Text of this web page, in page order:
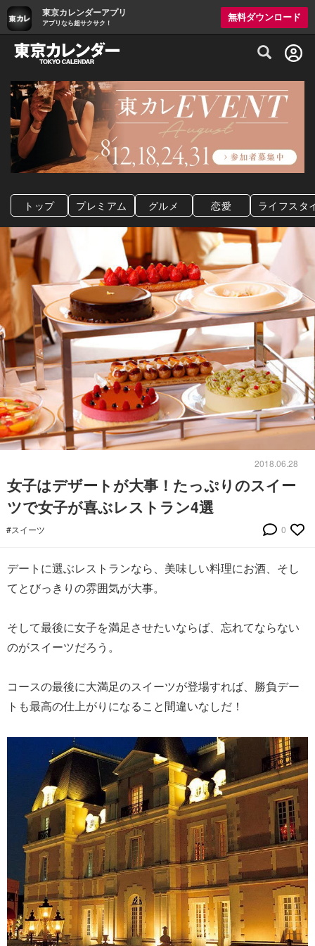
東京カレンダーアプリ
アプリなら超サクサク！
無料ダウンロード
グルメ情報・プレミアムレストラン予約
トップ プレミアム グルメ 恋愛 ライフスタ
2018.06.28
女子はデザートが大事！たっぷりのスイー
ツで女子が喜ぶレストラン4選
#スイーツ 0
デートに選ぶレストランなら、美味しい料理にお酒、そし
てとびっきりの雰囲気が大事。
そして最後に女子を満足させたいならば、忘れてならない
のがスイーツだろう。
コースの最後に大満足のスイーツが登場すれば、勝負デー
トも最高の仕上がりになること間違いなしだ！